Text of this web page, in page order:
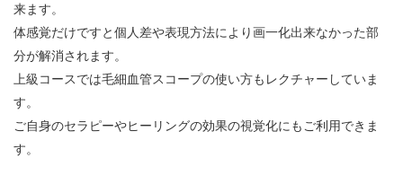
来ます。
体感覚だけですと個人差や表現方法により画一化出来なかった部
分が解消されます。
上級コースでは毛細血管スコープの使い方もレクチャーしていま
す。
ご自身のセラピーやヒーリングの効果の視覚化にもご利用できま
す。